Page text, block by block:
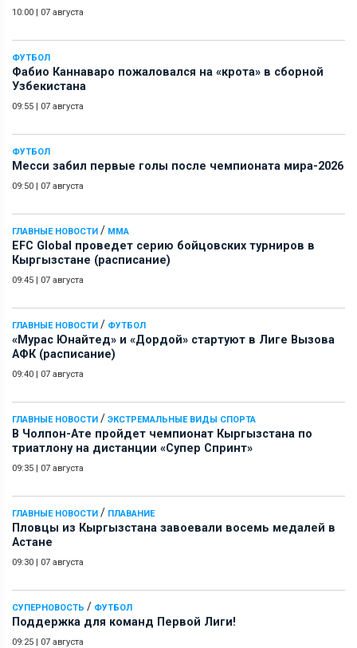
10:00 | 07 августа
ФУТБОЛ
Фабио Каннаваро пожаловался на «крота» в сборной
Узбекистана
09:55 | 07 августа
ФУТБОЛ
Месси забил первые голы после чемпионата мира-2026
09:50 | 07 августа
ГЛАВНЫЕ НОВОСТИ / ММА
EFC Global проведет серию бойцовских турниров в
Кыргызстане (расписание)
09:45 | 07 августа
ГЛАВНЫЕ НОВОСТИ / ФУТБОЛ
«Мурас Юнайтед» и «Дордой» стартуют в Лиге Вызова
АФК (расписание)
09:40 | 07 августа
ГЛАВНЫЕ НОВОСТИ / ЭКСТРЕМАЛЬНЫЕ ВИДЫ СПОРТА
В Чолпон-Ате пройдет чемпионат Кыргызстана по
триатлону на дистанции «Супер Спринт»
09:35 | 07 августа
ГЛАВНЫЕ НОВОСТИ / ПЛАВАНИЕ
Пловцы из Кыргызстана завоевали восемь медалей в
Астане
09:30 | 07 августа
СУПЕРНОВОСТЬ / ФУТБОЛ
Поддержка для команд Первой Лиги!
09:25 | 07 августа